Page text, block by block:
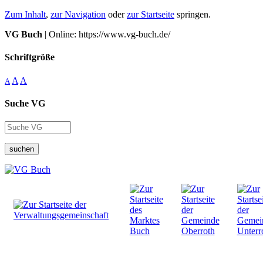
Zum Inhalt, zur Navigation oderzur Startseite springen.
VG Buch | Online: https://www.vg-buch.de/
Schriftgröße
A A A
Suche VG
suchen